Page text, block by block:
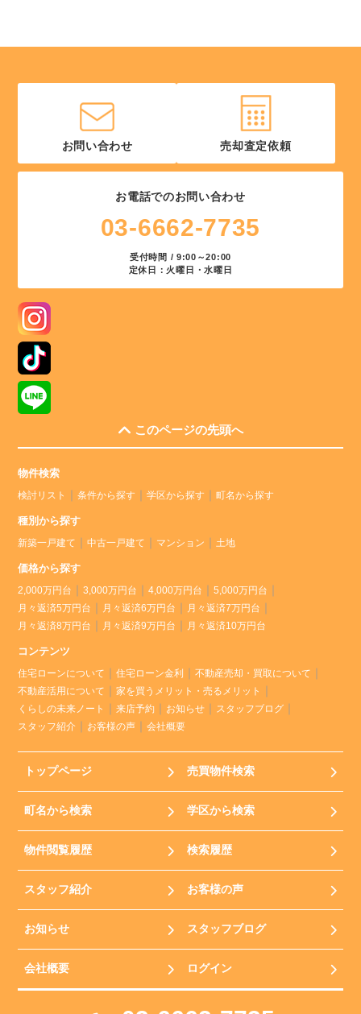
お電話でのお問い合わせ
03-6662-7735
受付時間 / 9:00～20:00
定休日：火曜日・水曜日
お問い合わせ 売却査定依頼
このページの先頭へ
物件検索
検討リスト 条件から探す 学区から探す 町名から探す
種別から探す
新築一戸建て 中古一戸建て マンション 土地
価格から探す
2,000万円台 3,000万円台 4,000万円台
5,000万円台
月々返済5万円台
月々返済6万円台
月々返済7万円台
月々返済8万円台
月々返済9万円台 月々返済10万円台
コンテンツ
住宅ローンについて 住宅ローン金利
不動産売却・買取について
不動産活用について
家を買うメリット・売るメリット
くらしの未来ノート
来店予約 お知らせ
スタッフブログ
スタッフ紹介
お客様の声 会社概要
トップページ 売買物件検索
町名から検索 学区から検索
物件閲覧履歴 検索履歴
スタッフ紹介 お客様の声
お知らせ スタッフブログ
会社概要 ログイン